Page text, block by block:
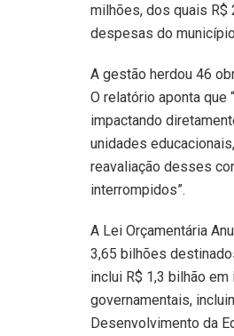
milhões, dos quais R$
despesas do
A gestão herdou 46
O relatório aponta
impactando
unidades
reavaliação desses
interrompidos”.
A Lei Orçamentária
3,65 bilhões
inclui R$ 1,3 bilhão
governamentais,
Desenvolvimento da